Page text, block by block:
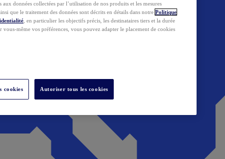
données collectées par l’utilisation de nos produits et les mesures
que le traitement des données sont décrits en détails dans notre Politique
, en particulier les objectifs précis, les destinataires tiers et la durée
vous-même vos préférences, vous pouvez adapter le placement de cookies
cookies Autoriser tous les cookies